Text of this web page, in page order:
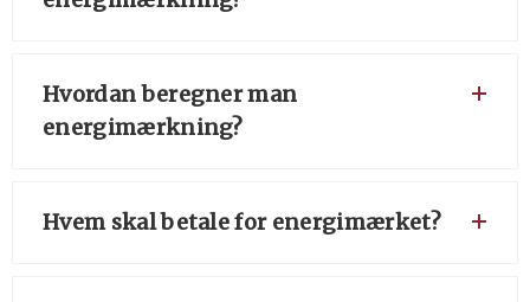
Hvordan beregner man
energimærkning?
Hvem skal betale for energimærket?